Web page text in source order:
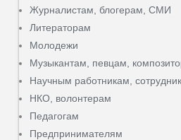
Журналистам, блогерам, СМИ
Литераторам
Молодежи
Музыкантам, певцам,
Научным работникам,
НКО, волонтерам
Педагогам
Предпринимателям